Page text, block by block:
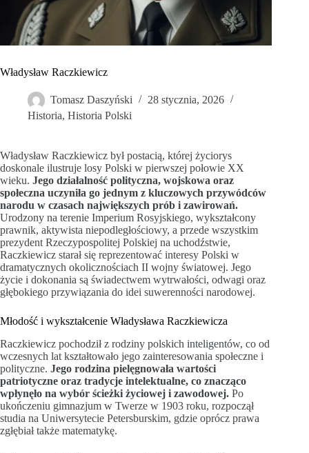
Władysław Raczkiewicz
Tomasz Daszyński
28 stycznia, 2026
Historia, Historia Polski
Władysław Raczkiewicz był postacią, której życiorys
doskonale ilustruje losy Polski w pierwszej połowie XX
wieku. Jego działalność polityczna, wojskowa oraz
społeczna uczyniła go jednym z kluczowych przywódców
narodu w czasach największych prób i zawirowań.
Urodzony na terenie Imperium Rosyjskiego, wykształcony
prawnik, aktywista niepodległościowy, a przede wszystkim
prezydent Rzeczypospolitej Polskiej na uchodźstwie,
Raczkiewicz starał się reprezentować interesy Polski w
dramatycznych okolicznościach II wojny światowej. Jego
życie i dokonania są świadectwem wytrwałości, odwagi oraz
głębokiego przywiązania do idei suwerenności narodowej.
Młodość i wykształcenie Władysława Raczkiewicza
Raczkiewicz pochodził z rodziny polskich inteligentów, co od
wczesnych lat kształtowało jego zainteresowania społeczne i
polityczne. Jego rodzina pielęgnowała wartości
patriotyczne oraz tradycje intelektualne, co znacząco
wpłynęło na wybór ścieżki życiowej i zawodowej. Po
ukończeniu gimnazjum w Twerze w 1903 roku, rozpoczął
studia na Uniwersytecie Petersburskim, gdzie oprócz prawa
zgłębiał także matematykę.